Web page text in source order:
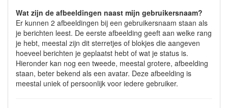
Wat zijn de afbeeldingen naast mijn gebruikersnaam?
Er kunnen 2 afbeeldingen bij een gebruikersnaam staan als
je berichten leest. De eerste afbeelding geeft aan welke rang
je hebt, meestal zijn dit sterretjes of blokjes die aangeven
hoeveel berichten je geplaatst hebt of wat je status is.
Hieronder kan nog een tweede, meestal grotere, afbeelding
staan, beter bekend als een avatar. Deze afbeelding is
meestal uniek of persoonlijk voor iedere gebruiker.